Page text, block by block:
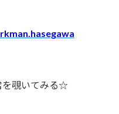
を覗いてみる☆